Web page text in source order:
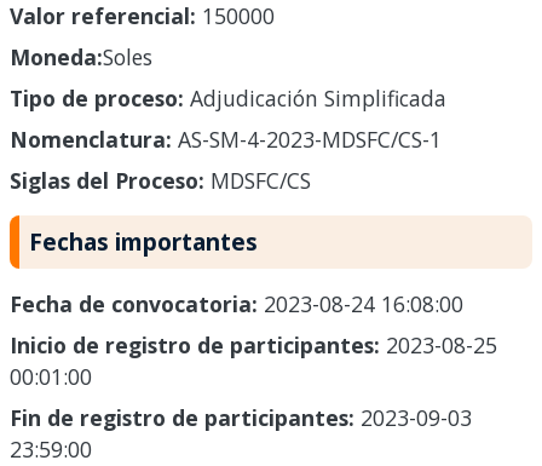
Valor referencial: 150000
Moneda:Soles
Tipo de proceso: Adjudicación Simplificada
Nomenclatura: AS-SM-4-2023-MDSFC/CS-1
Siglas del Proceso: MDSFC/CS
Fechas importantes
Fecha de convocatoria: 2023-08-24 16:08:00
Inicio de registro de participantes: 2023-08-25
00:01:00
Fin de registro de participantes: 2023-09-03
23:59:00